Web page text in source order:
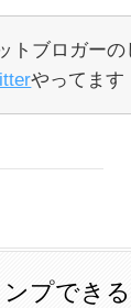
トブロガー
やってます
プでき